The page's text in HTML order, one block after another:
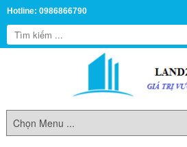
Hotline: 0986866790